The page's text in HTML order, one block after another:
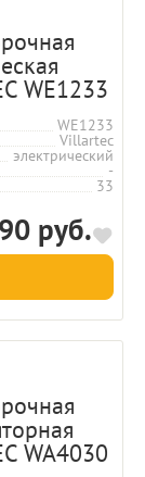
WE1233
WE1233
Villartec
электрический
-
33
руб.
WA4030